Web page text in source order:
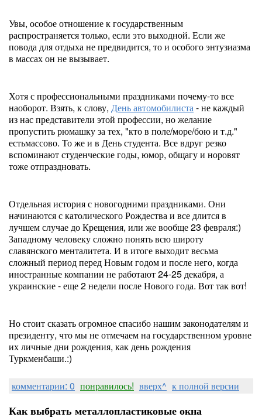
Увы, особое отношение к государственным
распространяется только, если это выходной. Если же
повода для отдыха не предвидится, то и особого энтузиазма
в массах он не вызывает.
Хотя с профессиональными праздниками почему-то все
наоборот. Взять, к слову, День автомобилиста- не каждый
из нас представители этой профессии, но желание
пропустить рюмашку за тех, "кто в поле/море/бою и т.д."
естьмассово. То же и в День студента. Все вдруг резко
вспоминают студенческие годы, юмор, общагу и норовят
тоже отпраздновать.
Отдельная история с новогодними праздниками. Они
начинаются с католического Рождества и все длится в
лучшем случае до Крещения, или же вообще 23 февраля:)
Западному человеку сложно понять всю широту
славянского менталитета. И в итоге выходит весьма
сложный период перед Новым годом и после него, когда
иностранные компании не работают 24-25 декабря, а
украинские - еще 2 недели после Нового года. Вот так вот!
Но стоит сказать огромное спасибо нашим законодателям и
президенту, что мы не отмечаем на государственном уровне
их личные дни рождения, как день рождения
Туркменбаши.:)
комментарии: 0 понравилось! вверх^ к полной версии
Как выбрать металлопластиковые окна